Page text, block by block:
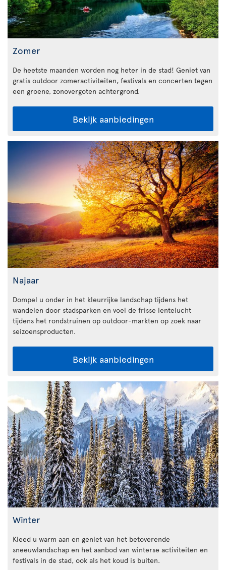
Zomer
De heetste maanden worden nog heter in de stad! Geniet van
gratis outdoor zomeractiviteiten, festivals en concerten tegen
een groene, zonovergoten achtergrond.
Bekijk aanbiedingen
Najaar
Dompel u onder in het kleurrijke landschap tijdens het
wandelen door stadsparken en voel de frisse lentelucht
tijdens het rondstruinen op outdoor-markten op zoek naar
seizoensproducten.
Bekijk aanbiedingen
Winter
Kleed u warm aan en geniet van het betoverende
sneeuwlandschap en het aanbod van winterse activiteiten en
festivals in de stad, ook als het koud is buiten.